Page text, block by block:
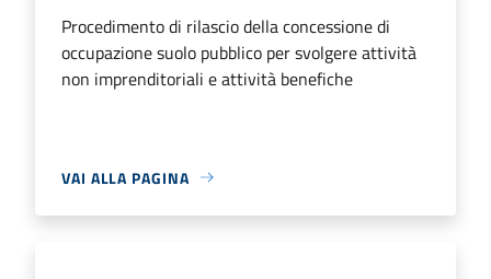
Procedimento di rilascio della concessione di
occupazione suolo pubblico per svolgere attività
non imprenditoriali e attività benefiche
VAI ALLA PAGINA